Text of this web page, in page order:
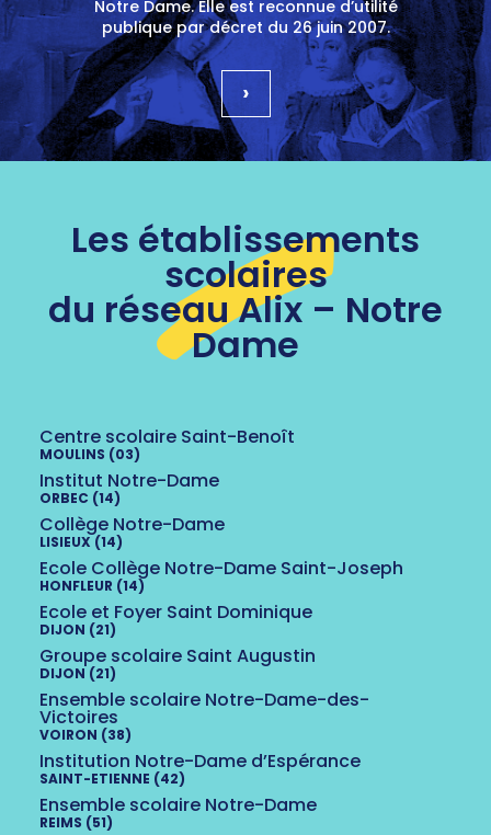
Notre Dame. Elle est reconnue d’utilité
publique par décret du 26 juin 2007.
›
Les établissements
scolaires
du réseau Alix – Notre
Dame
Centre scolaire Saint-Benoît
MOULINS (03)
Institut Notre-Dame
ORBEC (14)
Collège Notre-Dame
LISIEUX (14)
Ecole Collège Notre-Dame Saint-Joseph
HONFLEUR (14)
Ecole et Foyer Saint Dominique
DIJON (21)
Groupe scolaire Saint Augustin
DIJON (21)
Ensemble scolaire Notre-Dame-des-
Victoires
VOIRON (38)
Institution Notre-Dame d’Espérance
SAINT-ETIENNE (42)
Ensemble scolaire Notre-Dame
REIMS (51)